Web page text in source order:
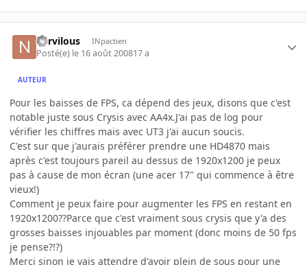
nervilous INpactien
Posté(e) le 16 août 200817 a
AUTEUR
Pour les baisses de FPS, ca dépend des jeux, disons que c'est
notable juste sous Crysis avec AA4x.J'ai pas de log pour
vérifier les chiffres mais avec UT3 j'ai aucun soucis.
C'est sur que j'aurais préférer prendre une HD4870 mais
après c'est toujours pareil au dessus de 1920x1200 je peux
pas à cause de mon écran (une acer 17" qui commence à être
vieux!)
Comment je peux faire pour augmenter les FPS en restant en
1920x1200??Parce que c'est vraiment sous crysis que y'a des
grosses baisses injouables par moment (donc moins de 50 fps
je pense?!?)
Merci sinon je vais attendre d'avoir plein de sous pour une